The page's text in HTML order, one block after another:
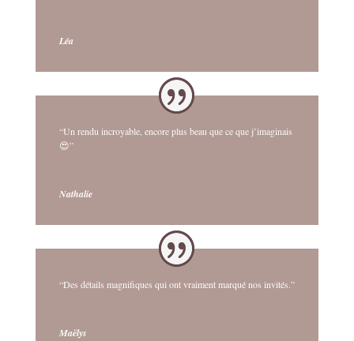
Léa
“Un rendu incroyable, encore plus beau que ce que j’imaginais
😍”
Nathalie
“Des détails magnifiques qui ont vraiment marqué nos invités.”
Maëlys